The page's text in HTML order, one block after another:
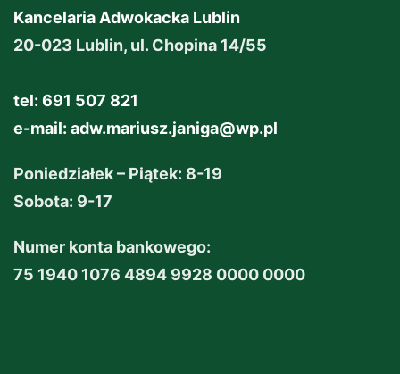
Kancelaria Adwokacka Lublin
20-023 Lublin, ul. Chopina 14/55
tel: 691 507 821
e-mail: adw.mariusz.janiga@wp.pl
Poniedziałek – Piątek: 8-19
Sobota: 9-17
Numer konta bankowego:
75 1940 1076 4894 9928 0000 0000